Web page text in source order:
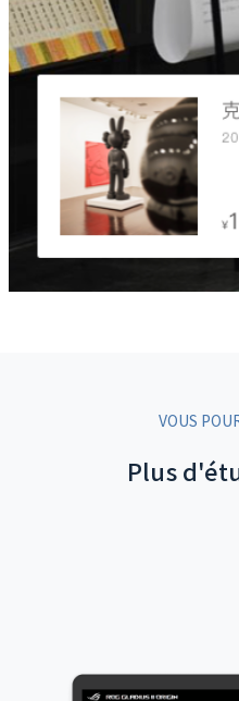
VOUS
Plus